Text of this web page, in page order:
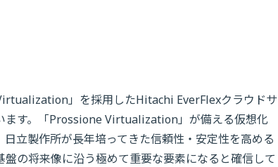
」を採用したHitachi EverFlexクラウドサ
ます。「Prossione Virtualization」が備える仮想化
立製作所が長年培ってきた信頼性・安定性を高める
の将来像に沿う極めて重要な要素になると確信して